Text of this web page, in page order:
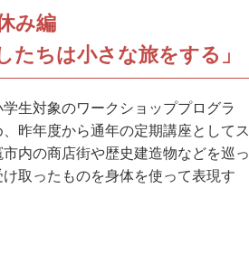
み編
たちは小さな旅をする」
生対象のワークショッププログラ
昨年度から通年の定期講座としてス
内の商店街や歴史建造物などを巡っ
取ったものを身体を使って表現す